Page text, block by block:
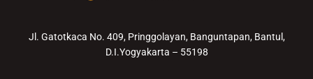
Jl. Gatotkaca No. 409, Pringgolayan, Banguntapan, Bantul,
D.I.Yogyakarta – 55198